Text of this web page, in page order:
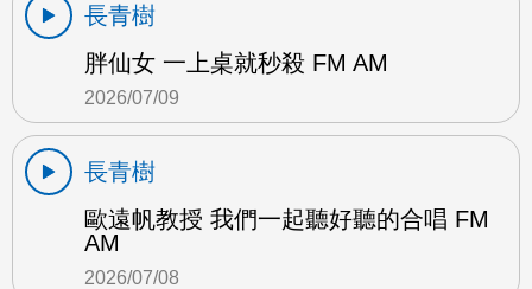
長青樹
胖仙女 一上桌就秒殺 FM AM
2026/07/09
長青樹
歐遠帆教授 我們一起聽好聽的合唱 FM
AM
2026/07/08